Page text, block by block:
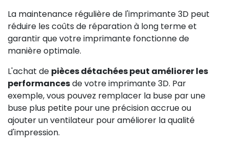
La maintenance régulière de l'imprimante 3D peut
réduire les coûts de réparation à long terme et
garantir que votre imprimante fonctionne de
manière optimale.
L'achat de pièces détachées peut améliorer les
performancesde votre imprimante 3D. Par
exemple, vous pouvez remplacer la buse par une
buse plus petite pour une précision accrue ou
ajouter un ventilateur pour améliorer la qualité
d'impression.